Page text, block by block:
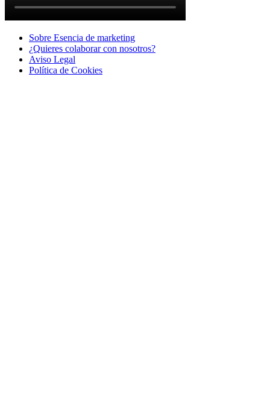
Sobre Esencia de marketing
¿Quieres colaborar con nosotros?
Aviso Legal
Polí­tica de Cookies